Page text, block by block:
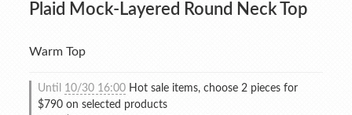
Plaid Mock-Layered Round Neck Top
Warm Top
Until 10/30 16:00 Hot sale items, choose 2 pieces for
$790 on selected products